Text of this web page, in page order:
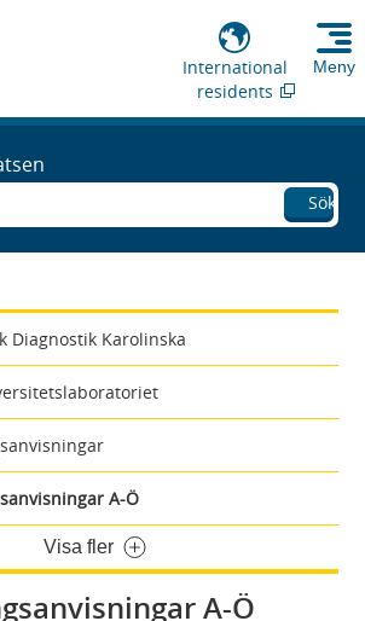
International
residents
Meny
Sök
Diagnostik Karolinska
A-Ö
Visa fler
A-Ö